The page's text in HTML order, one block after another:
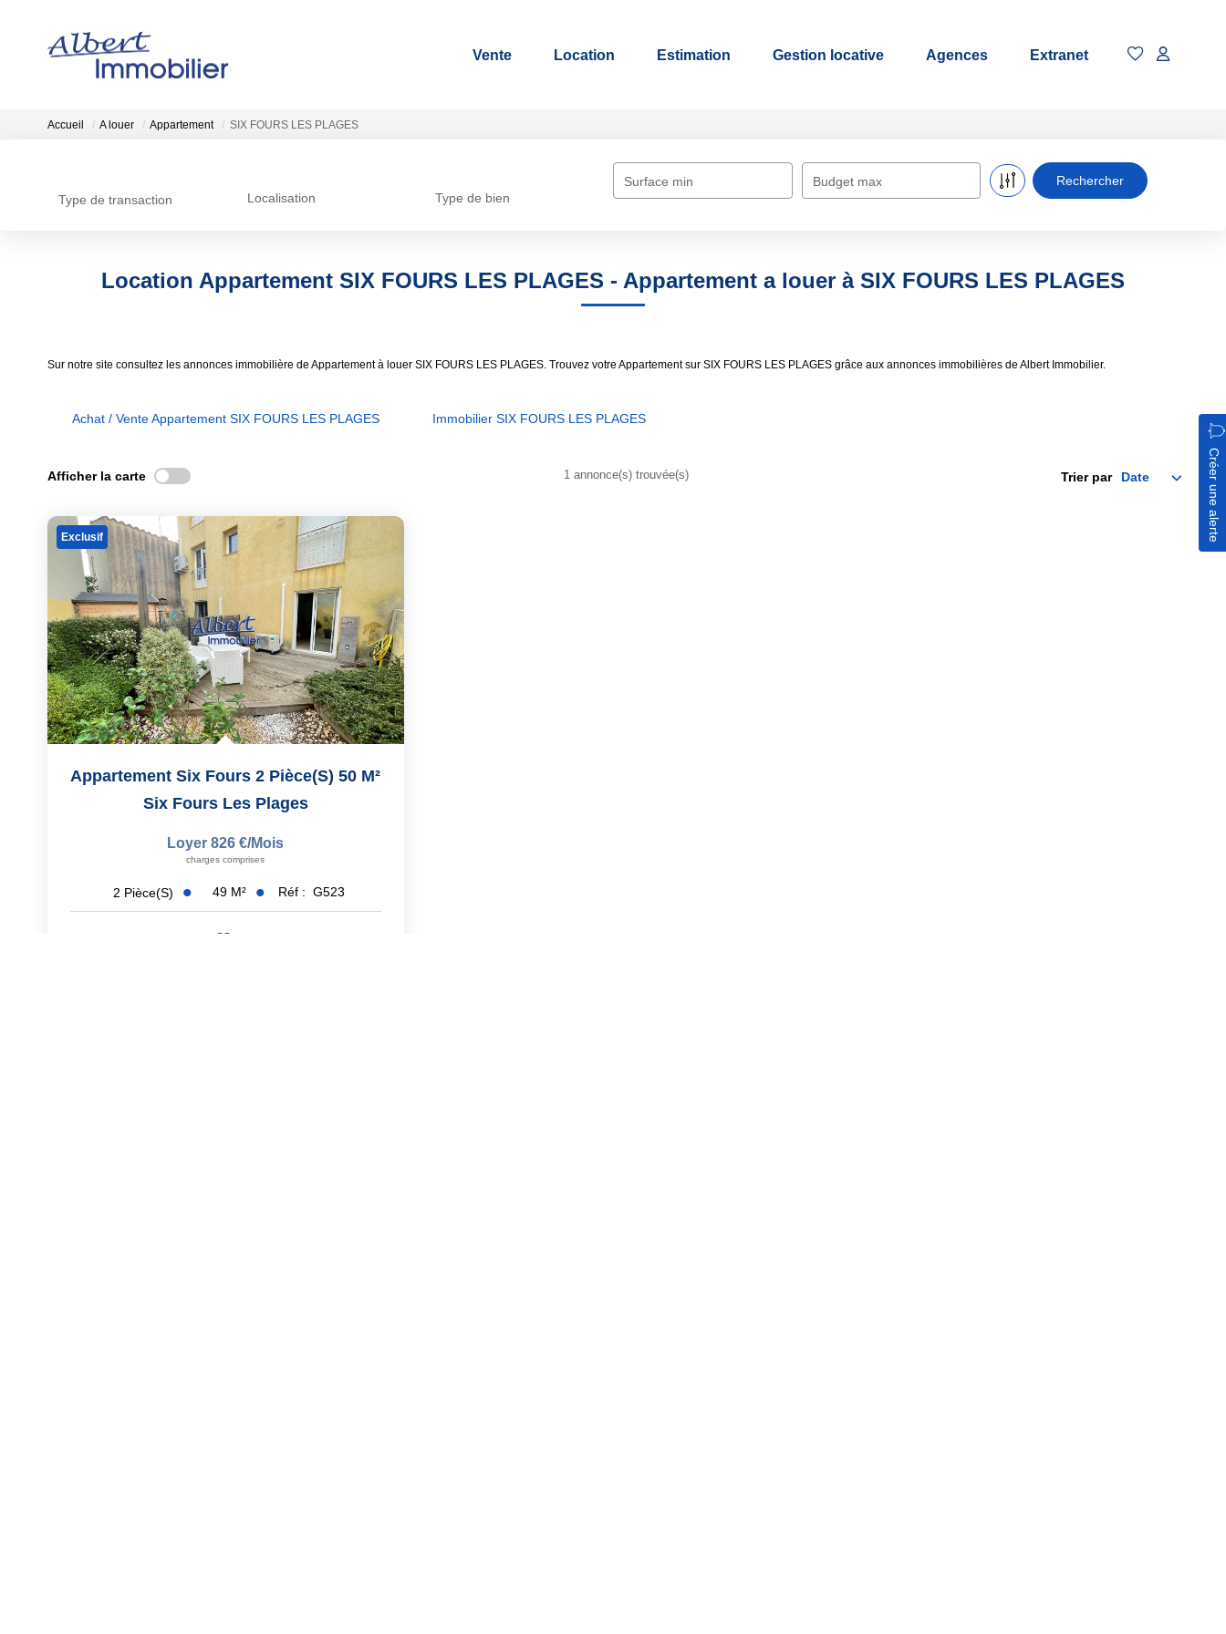
Vente Location Estimation Gestion locative Agences Extranet
Accueil A louer Appartement SIX FOURS LES PLAGES
Type de transaction Localisation Type de bien
Surface min Budget max
Location Appartement SIX FOURS LES PLAGES - Appartement a louer à SIX FOURS LES PLAGES
Sur notre site consultez les annonces immobilière de Appartement à louer SIX FOURS LES PLAGES. Trouvez votre Appartement sur SIX FOURS LES PLAGES grâce aux annonces immobilières de Albert Immobilier.
Achat / Vente Appartement SIX FOURS LES PLAGES Immobilier SIX FOURS LES PLAGES
Créer une alerte
Afficher la carte 1 annonce(s) trouvée(s) Trier par
Exclusif
Appartement Six Fours 2 Pièce(s) 50 M²
Six Fours Les Plages
Loyer 826 €/mois
charges comprises
2 Pièce(s) 49 M² Réf : G523